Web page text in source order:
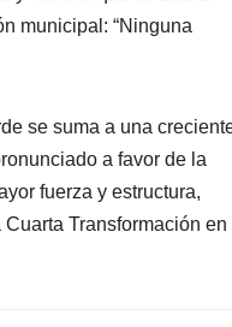
municipal: “Ninguna
se suma a una
a favor de la
fuerza y estructura,
Transformación en